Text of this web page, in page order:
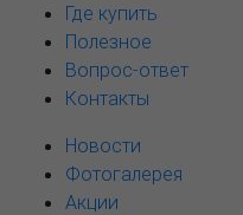
Где купить
Полезное
Вопрос-ответ
Контакты
Новости
Фотогалерея
Акции